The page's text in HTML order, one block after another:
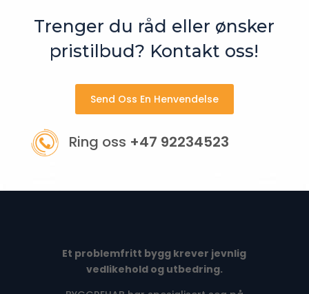
Trenger du råd eller ønsker
pristilbud? Kontakt oss!
Send Oss En Henvendelse
Ring oss +47 92234523
Et problemfritt bygg krever jevnlig
vedlikehold og utbedring.